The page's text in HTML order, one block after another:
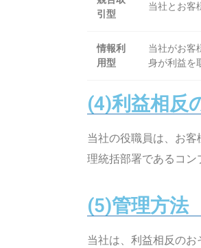
引型
当社とお客
情報利
用型
当社がお客
身が利益を
(4)利益相反
当社の役職員は、お
理統括部署であるコン
(5)管理方法
当社は、利益相反の